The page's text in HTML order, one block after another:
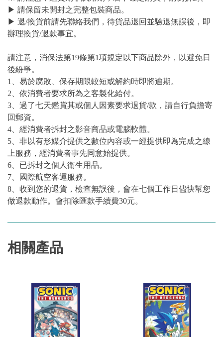
▶ 請保留未開封之完整包裝商品。
▶ 退/換貨前請先聯絡我們，待貨品退回並驗退無誤後，即
辦理換貨/退款事宜。
請注意，消保法第19條第1項規定以下商品除外，以避免日
後紛爭。
1、易於腐敗、保存期限較短或解約時即將逾期。
2、依消費者要求所為之客製化給付。
3、過了七天鑑賞其或個人因素要求退貨/款，請自行負擔寄
回郵資。
4、經消費者拆封之影音商品或電腦軟體。
5、非以有形媒介提供之數位內容或一經提供即為完成之線
上服務，經消費者事先同意始提供。
6、已拆封之個人衛生用品。
7、國際航空客運服務。
8、收到您的退貨，檢查無誤後，會在七個工作日儘快幫您
做退款動作。會扣除匯款手續費30元。
相關產品